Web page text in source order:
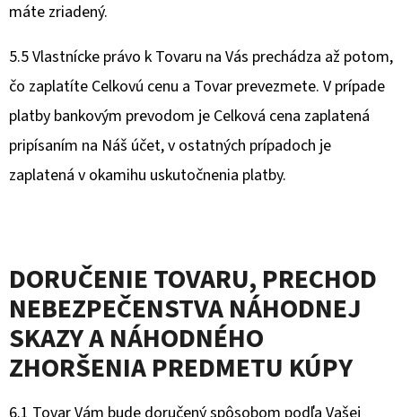
máte zriadený.
5.5 Vlastnícke právo k Tovaru na Vás prechádza až potom,
čo zaplatíte Celkovú cenu a Tovar prevezmete. V prípade
platby bankovým prevodom je Celková cena zaplatená
pripísaním na Náš účet, v ostatných prípadoch je
zaplatená v okamihu uskutočnenia platby.
DORUČENIE TOVARU, PRECHOD
NEBEZPEČENSTVA NÁHODNEJ
SKAZY A NÁHODNÉHO
ZHORŠENIA PREDMETU KÚPY